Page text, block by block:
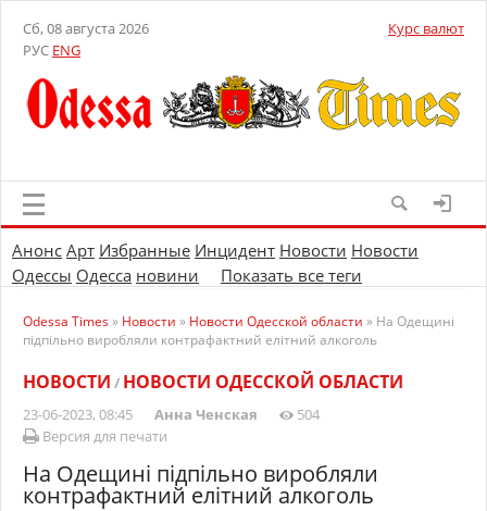
Сб, 08 августа 2026
РУС ENG
Курс валют
Анонс Арт Избранные Инцидент Новости Новости
Одессы Одесса новини Показать все теги
Odessa Times» Новости » Новости Одесской области » На Одещині
підпільно виробляли контрафактний елітний алкоголь
НОВОСТИ / НОВОСТИ ОДЕССКОЙ ОБЛАСТИ
23-06-2023, 08:45 Анна Ченская
504
Версия для печати
На Одещині підпільно виробляли
контрафактний елітний алкоголь